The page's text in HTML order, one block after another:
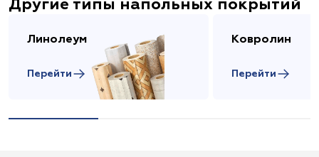
Другие типы напольных покрытий
Линолеум
Перейти
Ковролин
Перейти